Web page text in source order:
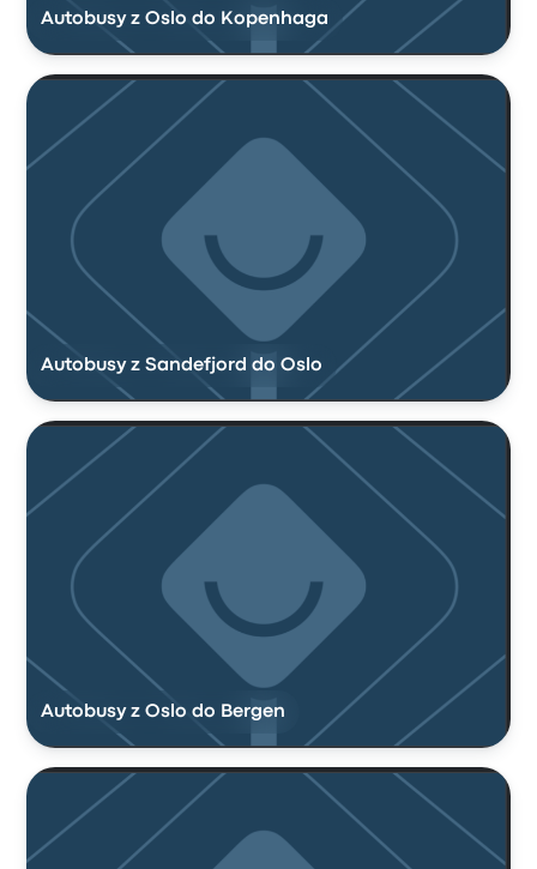
Autobusy z Oslo do Kopenhaga
Autobusy z Sandefjord do Oslo
Autobusy z Oslo do Bergen